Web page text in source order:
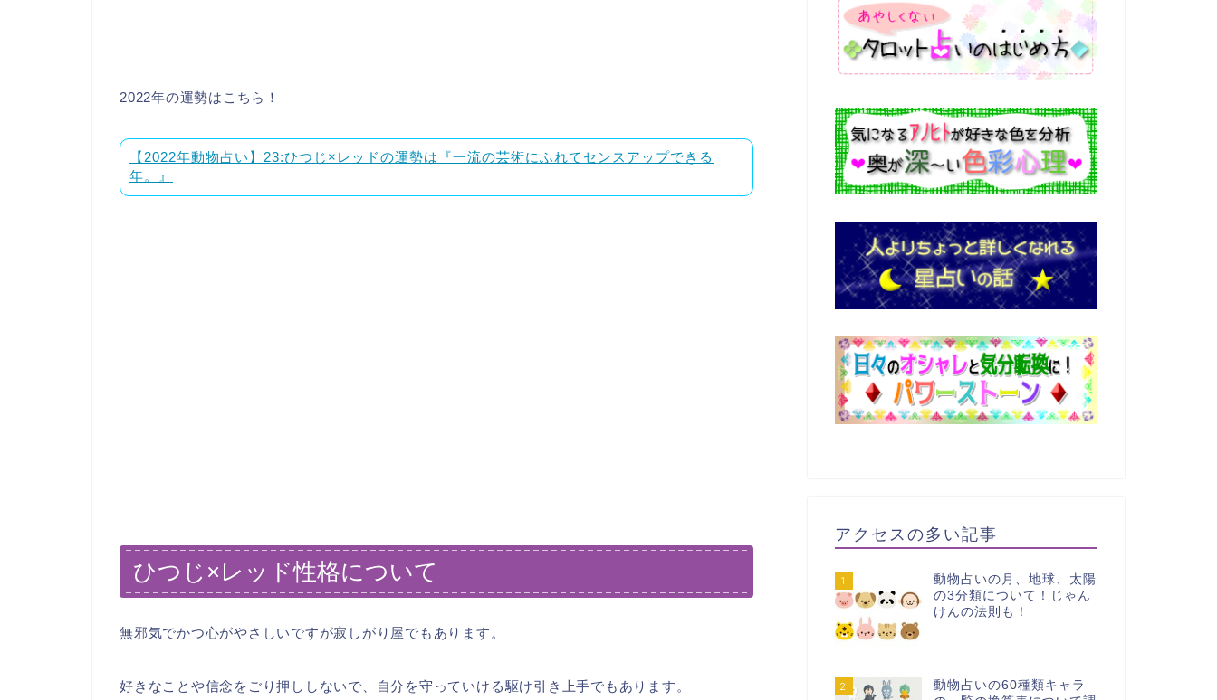
2022年の運勢はこちら！
【2022年動物占い】23:ひつじ×レッドの運勢は『一流の芸術にふれてセンスアップできる
年。』
ひつじ×レッド性格について
無邪気でかつ心がやさしいですが寂しがり屋でもあります。
好きなことや信念をごり押ししないで、自分を守っていける駆け引き上手でもあります。
アクセスの多い記事
1
動物占いの月、地球、太陽
の3分類について！じゃん
けんの法則も！
2
動物占いの60種類キャラ